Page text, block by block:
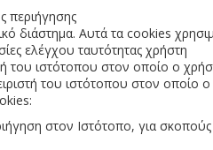
περιήγησης
Αυτά τα cookies
ελέγχου ταυτότητας χρήστη
του ιστότοπου στον οποίο ο
του ιστότοπου στον οποίο ο
στον Ιστότοπο, για σκοπούς